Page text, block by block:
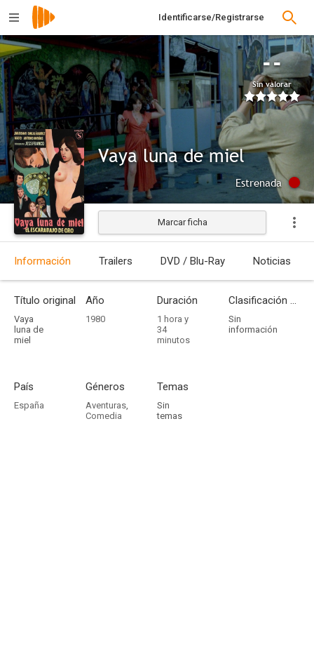
Identificarse/Registrarse
--
Sin valorar
Vaya luna de miel
Estrenada
Marcar ficha
Información Trailers DVD / Blu-Ray Noticias
Título original
Vaya
luna de
miel
Año
1980
Duración
1 hora y
34
minutos
Clasificación por edades
Sin
información
País
España
Géneros
Aventuras,
Comedia
Temas
Sin
temas